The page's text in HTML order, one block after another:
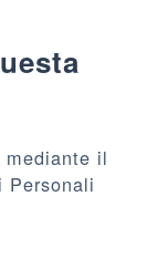
mediante il